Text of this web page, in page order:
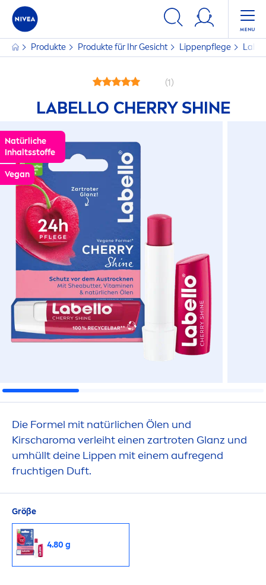
Produkte Produkte für Ihr Gesicht Lippenpflege
(1)
LABELLO CHERRYSHINE
Natürliche
Inhaltsstoffe
Vegan
Die Formel mit natürlichen Ölen und
Kirscharoma verleiht einen zartroten Glanz und
umhüllt deine Lippen mit einem aufregend
fruchtigen Duft.
Größe
4.80 g